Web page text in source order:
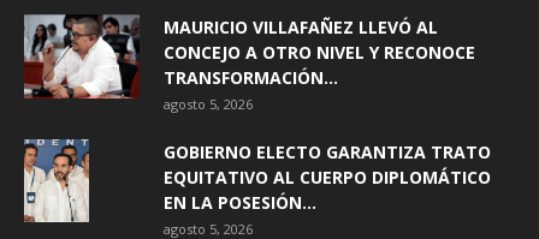
MAURICIO VILLAFAÑEZ LLEVÓ AL
CONCEJO A OTRO NIVEL Y RECONOCE
TRANSFORMACIÓN...
agosto 5, 2026
GOBIERNO ELECTO GARANTIZA TRATO
EQUITATIVO AL CUERPO DIPLOMÁTICO
EN LA POSESIÓN...
agosto 5, 2026